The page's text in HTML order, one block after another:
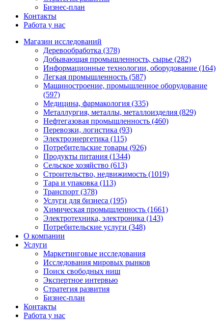
Бизнес-план
Контакты
Работа у нас
Магазин исследований
Деревообработка (378)
Добывающая промышленность, сырье (282)
Информационные технологии, оборудование (164)
Легкая промышленность (587)
Машиностроение, промышленное оборудование
(597)
Медицина, фармакология (335)
Металлургия, металлы, металлоизделия (829)
Нефтегазовая промышленность (460)
Перевозки, логистика (93)
Электроэнергетика (115)
Потребительские товары (926)
Продукты питания (1344)
Сельское хозяйство (613)
Строительство, недвижимость (1019)
Тара и упаковка (113)
Транспорт (378)
Услуги для бизнеса (195)
Химическая промышленность (1661)
Электротехника, электроника (143)
Потребительские услуги (348)
О компании
Услуги
Маркетинговые исследования
Исследования мировых рынков
Поиск свободных ниш
Экспертное интервью
Стратегия развития
Бизнес-план
Контакты
Работа у нас